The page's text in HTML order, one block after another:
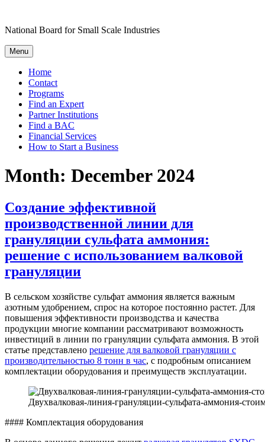
content
National Board for Small Scale Industries
Menu
Home
Contact
Programs
Find an Expert
Partner Institutions
Find a BAC
Financial Services
How to Start a Business
Month: December 2024
Создание эффективной
производственной линии для
грануляции сульфата аммония:
решение с использованием валковой
грануляции
В сельском хозяйстве сульфат аммония является важным
азотным удобрением, спрос на которое постоянно растет. Для
повышения эффективности производства и качества
продукции многие компании рассматривают возможность
инвестиций в линии по грануляции сульфата аммония. В этой
статье представлено решение для валковой грануляции с
производительностью 8 тонн в час, с подробным описанием
комплектации оборудования и преимуществ эксплуатации.
Двухвалковая-линия-грануляции-сульфата-аммония-
#### Комплектация оборудования